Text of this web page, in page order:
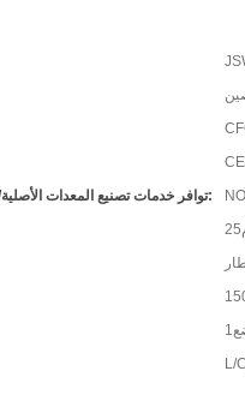
توافر خدمات تصنيع المعدات الأصلية/تصميم المعدات الأصلية:
NO
L/